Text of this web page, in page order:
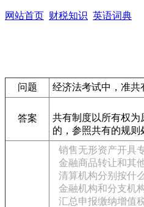
网站首页 财税知识 英语词典
问题 经济法考试中，准共
答案
共有制度以所有权为
的，参照共有的规则
销售无形资产开具
金融商品转让和其
清算机构分别按什
金融机构和分支机
汇总申报缴纳增值